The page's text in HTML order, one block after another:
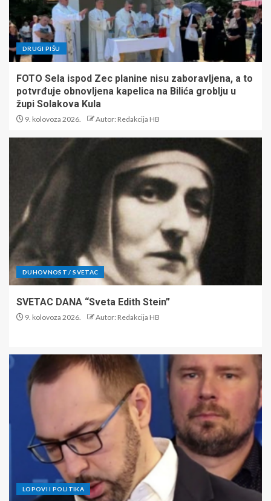
DRUGI PIŠU
FOTO Sela ispod Zec planine nisu zaboravljena, a to
potvrđuje obnovljena kapelica na Bilića groblju u
župi Solakova Kula
9. kolovoza 2026. Autor: Redakcija HB
DUHOVNOST / SVETAC
SVETAC DANA “Sveta Edith Stein”
9. kolovoza 2026. Autor: Redakcija HB
LOPOVI I POLITIKA